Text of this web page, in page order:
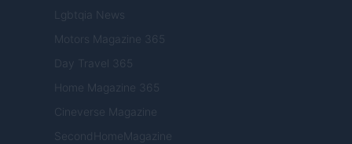
Lgbtqia News
Motors Magazine 365
Day Travel 365
Home Magazine 365
Cineverse Magazine
SecondHomeMagazine